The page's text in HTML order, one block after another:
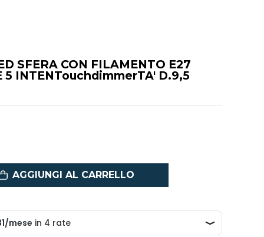
SFERA CON FILAMENTO E27
5 INTENTouchdimmerTA' D.9,5
AGGIUNGI AL CARRELLO